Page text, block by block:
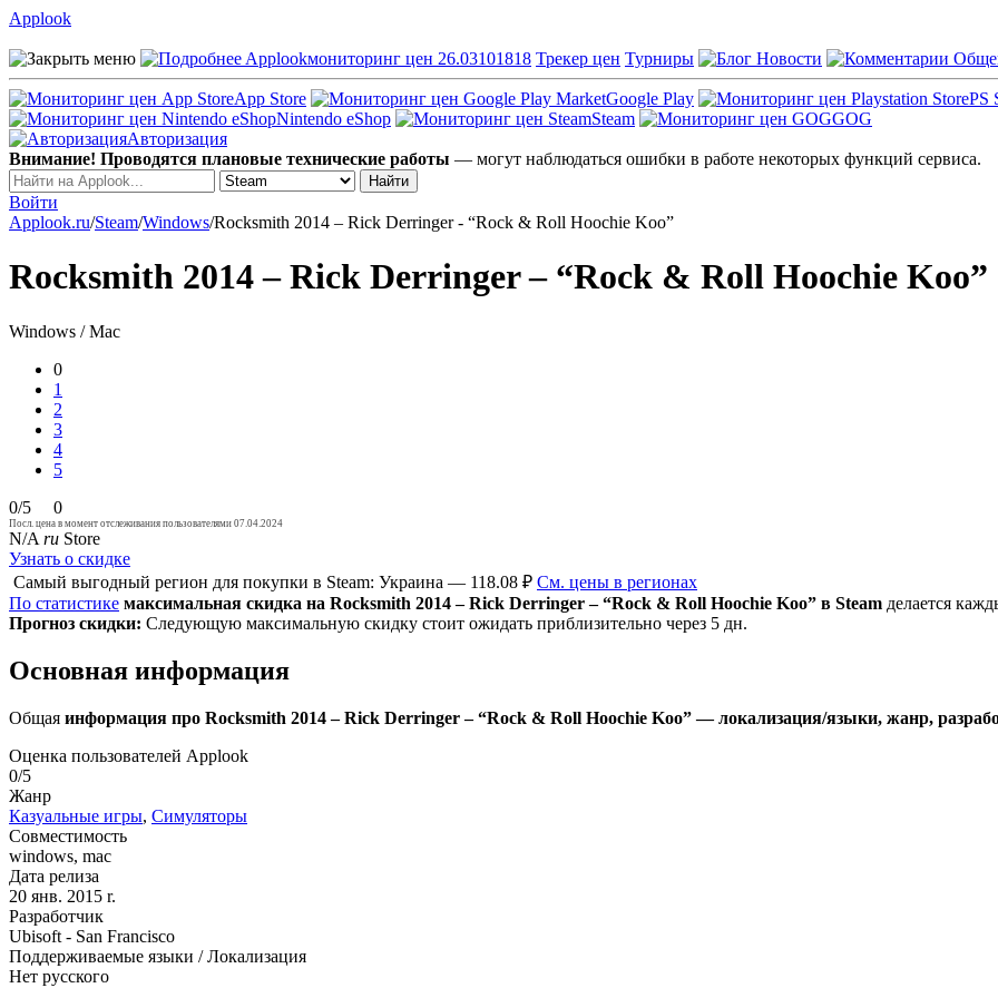
Applook
Applookмониторинг цен 26.03101818 Трекер цен Турниры Новости
App Store Google Play
PS
Nintendo eShop
Steam
GOG
Авторизация
Внимание! Проводятся плановые технические работы — могут наблюдаться ошибки в работе некоторых функций сервиса.
Войти
Applook.ru/Steam/Windows/Rocksmith 2014 – Rick Derringer - “Rock & Roll Hoochie Koo”
Rocksmith 2014 – Rick Derringer – “Rock & Roll Hoochie Koo”
Windows / Mac
0
1
2
3
4
5
0/5 0
Посл. цена в момент отслеживания пользователями 07.04.2024
N/A ru Store
Узнать о скидке
Самый выгодный регион для покупки в Steam: Украина — 118.08 ₽ См. цены в регионах
По статистике максимальная скидка на Rocksmith 2014 – Rick Derringer – “Rock & Roll Hoochie Koo” в Steam делается
Прогноз скидки: Следующую максимальную скидку стоит ожидать приблизительно через 5 дн.
Основная информация
Общая информация про Rocksmith 2014 – Rick Derringer – “Rock & Roll Hoochie Koo” — локализация/языки, жанр,
Оценка пользователей Applook
0/5
Жанр
Казуальные игры, Симуляторы
Совместимость
windows, mac
Дата релиза
20 янв. 2015 r.
Разработчик
Ubisoft - San Francisco
Поддерживаемые языки / Локализация
Нет русского